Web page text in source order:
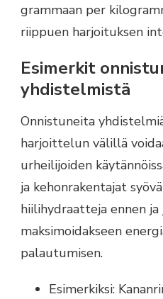
grammaan per
riippuen harjoituksen
Esimerkit
yhdistelmistä
Onnistuneita
harjoittelun välillä
urheilijoiden
ja kehonrakentajat
hiilihydraatteja ennen
maksimoidakseen
palautumisen.
Esimerkiksi: